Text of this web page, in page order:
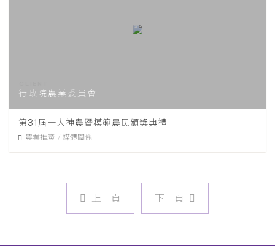
行政院農業委員會
第31屆十大神農暨模範農民頒獎典禮
農業推廣 媒體關係
上一頁上一頁 下一頁